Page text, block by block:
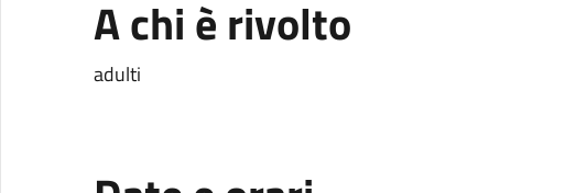
A chi è rivolto
adulti